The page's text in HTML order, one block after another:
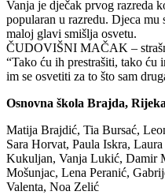
Vanja je dječak prvog razreda
popularan u razredu. Djeca
maloj glavi smišlja osvetu.
ČUDOVIŠNI MAČAK –
“Tako ću ih prestrašiti, tako
im se osvetiti za to što sam
Osnovna škola Brajda, Rijeka
Matija Brajdić, Tia Bursać,
Sara Horvat, Paula Iskra,
Kukuljan, Vanja Lukić, Damir
Mošunjac, Lena Peranić,
Valenta, Noa Zelić